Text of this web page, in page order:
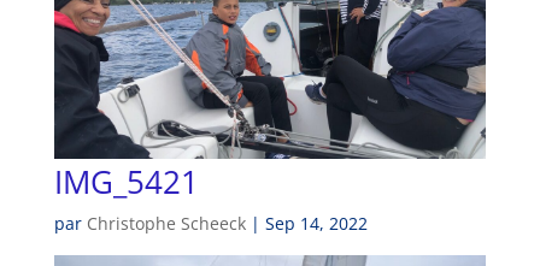
IMG_5421
par Christophe Scheeck| Sep 14, 2022